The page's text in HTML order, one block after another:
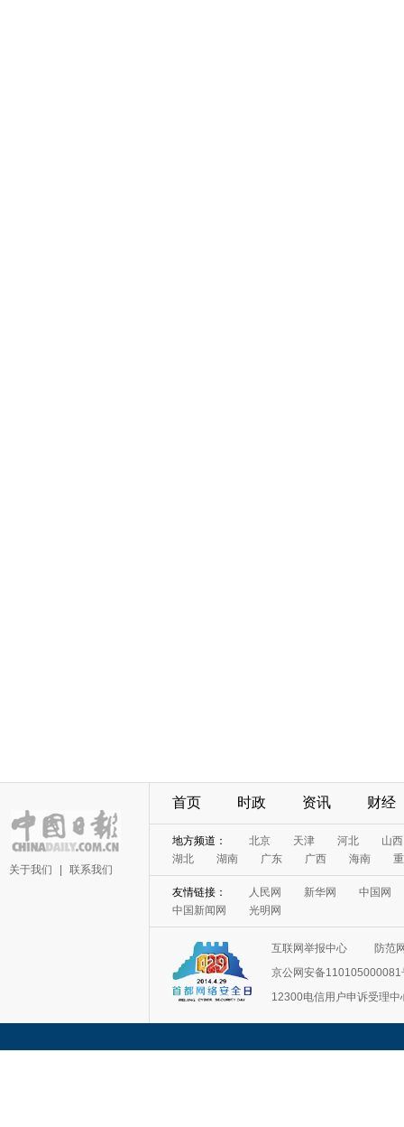
关于我们 联系我们
首页 时政 资讯 财经
地方频道： 北京 天津 河北
山西
湖北
湖南 广东 广西 海南
友情链接： 人民网 新华网
中国网
中国新闻网
光明网
互联网举报中心
防范
京公网安备110105000081
12300电信用户申诉受理中